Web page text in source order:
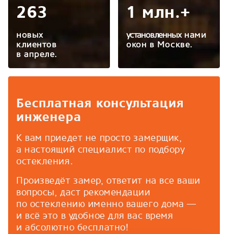
1 млн.+
установленныхнами
окон в Москве.
263
новых
клиентов
в апреле.
Бесплатная консультация
инженера
К вам приедет не просто замерщик,
а настоящий специалист по подбору
остекления.
Произведёт замер, ответит на все ваши
вопросы, даст рекомендации
по остеклению именно вашего дома —
и всё это в удобное для вас время
и абсолютно бесплатно!